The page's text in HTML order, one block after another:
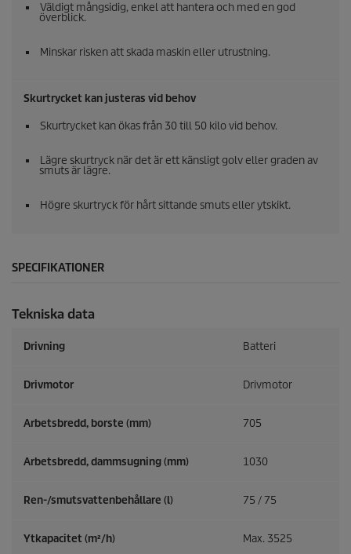
Väldigt mångsidig, enkel att hantera och med en god
överblick.
Minskar risken att skada maskin eller utrustning.
Skurtrycket kan justeras vid behov
Skurtrycket kan ökas från 30 till 50 kilo vid behov.
Lägre skurtryck när det är ett känsligt golv eller graden av
smuts är lägre.
Högre skurtryck för hårt sittande smuts eller ytskikt.
SPECIFIKATIONER
Tekniska data
Drivning Batteri
Drivmotor Drivmotor
Arbetsbredd, borste (mm) 705
Arbetsbredd, dammsugning (mm) 1030
Ren-/smutsvattenbehållare (l) 75 / 75
Ytkapacitet (m²/h) Max. 3525